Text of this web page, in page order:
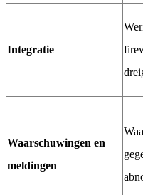
Integratie
Waarschuwingen en
meldingen